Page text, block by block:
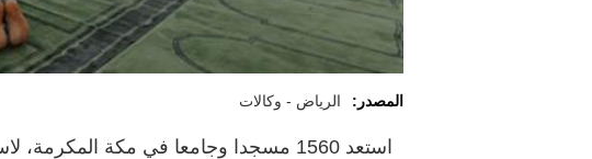
المصدر: الرياض - وكالات
استعد 1560 مسجدا وجامعا في مكة